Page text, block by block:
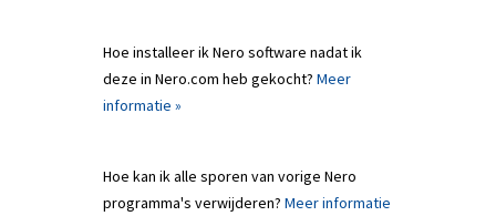
Hoe installeer ik Nero software nadat ik
deze in Nero.com heb gekocht? Meer
informatie »
Hoe kan ik alle sporen van vorige Nero
programma's verwijderen? Meer informatie